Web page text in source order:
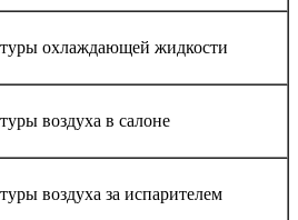
охлаждающей жидкости
воздуха в салоне
воздуха за испарителем